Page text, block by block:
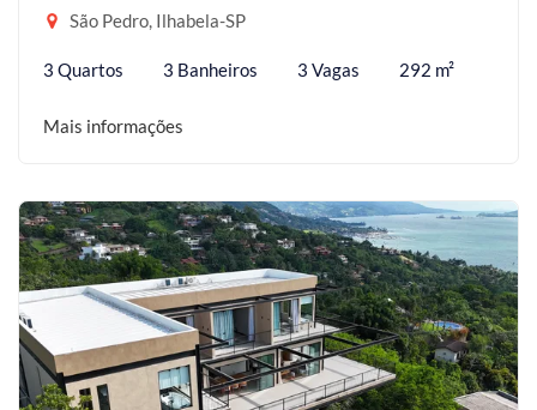
São Pedro, Ilhabela-SP
3 Quartos 3 Banheiros 3 Vagas 292 m²
Mais informações